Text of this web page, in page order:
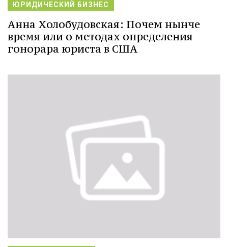
ЮРИДИЧЕСКИЙ БИЗНЕС
Анна Холобудовская: Почем нынче
время или о методах определения
гонорара юриста в США